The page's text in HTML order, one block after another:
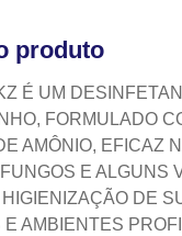
produto
É UM
FORMULADO
AMÔNIO, EFICAZ
E ALGUNS
HIGIENIZAÇÃO DE
E AMBIENTES